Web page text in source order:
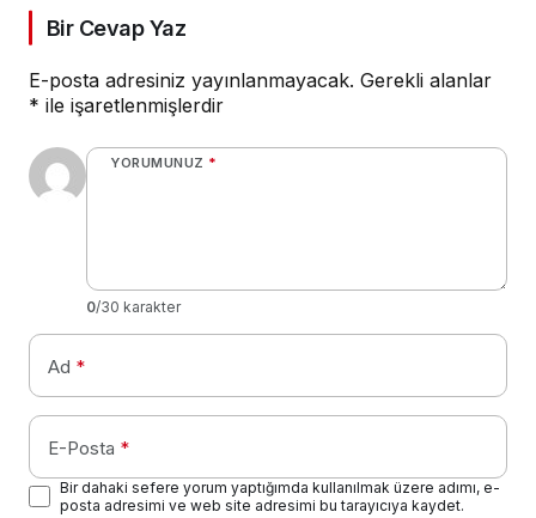
Bir Cevap Yaz
E-posta adresiniz yayınlanmayacak. Gerekli alanlar
* ile işaretlenmişlerdir
YORUMUNUZ *
0/30 karakter
Ad *
E-Posta *
Bir dahaki sefere yorum yaptığımda kullanılmak üzere adımı, e-
posta adresimi ve web site adresimi bu tarayıcıya kaydet.